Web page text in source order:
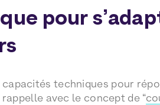
pour
techniques pour
avec le concept de “